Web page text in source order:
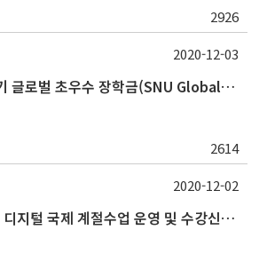
2926
2021학년도 1학기 글로벌 초우수 장학금(SNU Global Scholarship, GS) 신청 안내
2614
2020-12-03
2020학년도 동계 디지털 국제 계절수업 운영 및 수강신청 안내
2020-12-02